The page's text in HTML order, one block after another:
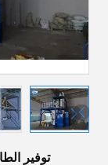
توفير